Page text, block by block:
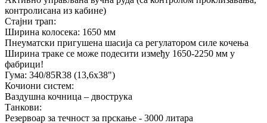
контролисана из кабине)
Стајни трап:
Ширина колосека: 1650 мм
Пнеуматски пригушена шасија са регулатором силе кочења
Ширина траке се може подесити између 1650-2250 мм у
фабрици!
Гума: 340/85R38 (13,6x38")
Кочиони систем:
Ваздушна кочница – двострука
Танкови:
Резервоар за течност за прскање - 3000 литара